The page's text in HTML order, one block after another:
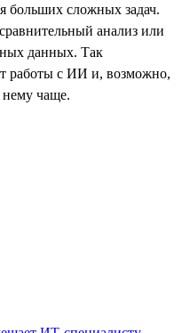
больших сложных задач.
анализ или
данных. Так
работы с ИИ и, возможно,
нему чаще.